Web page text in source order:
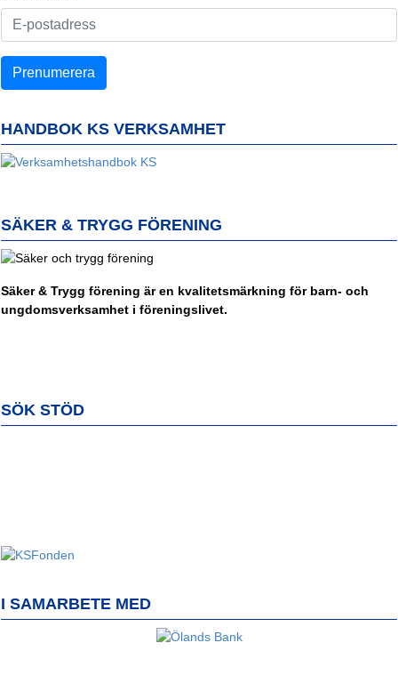
HANDBOK KS VERKSAMHET
SÄKER & TRYGG FÖRENING
Säker & Trygg förening är en kvalitetsmärkning för barn- och
ungdomsverksamhet i föreningslivet.
SÖK STÖD
I SAMARBETE MED